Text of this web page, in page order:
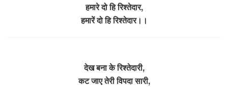
हमारे दो हि रिश्तेदार,
हमारें दो हि रिश्तेदार।।
देख बना के रिश्तेदारी,
कट जाए तेरी विपदा सारी,